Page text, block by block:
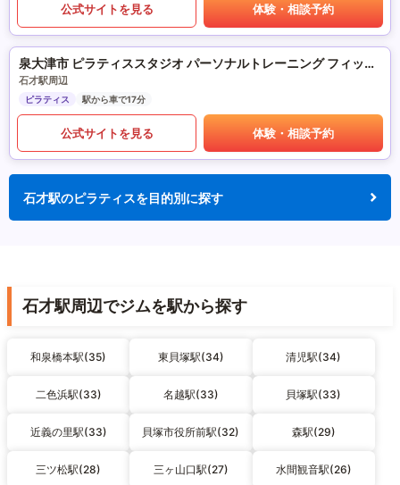
公式サイトを見る 体験・相談予約
泉大津市 ピラティススタジオ パーソナルトレーニング フィットネスサロンre-fulfill.
石才駅周辺
ピラティス 駅から車で17分
公式サイトを見る 体験・相談予約
石才駅のピラティスを目的別に探す
石才駅周辺でジムを駅から探す
和泉橋本駅(35) 東貝塚駅(34) 清児駅(34)
二色浜駅(33) 名越駅(33) 貝塚駅(33)
近義の里駅(33) 貝塚市役所前駅(32) 森駅(29)
三ツ松駅(28) 三ヶ山口駅(27) 水間観音駅(26)